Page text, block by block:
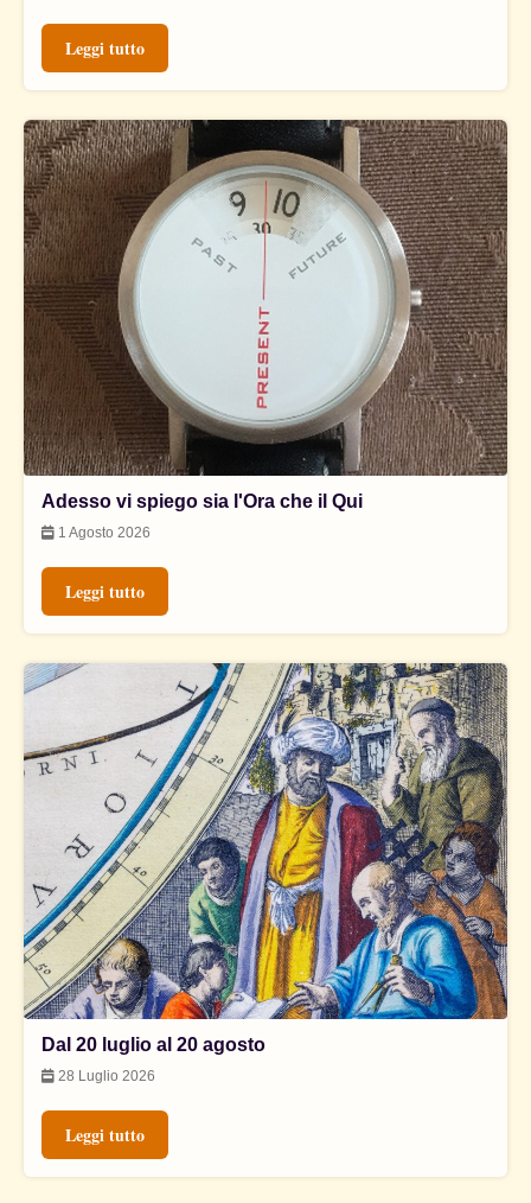
Leggi tutto
Adesso vi spiego sia l'Ora che il Qui
1 Agosto 2026
Leggi tutto
Dal 20 luglio al 20 agosto
28 Luglio 2026
Leggi tutto